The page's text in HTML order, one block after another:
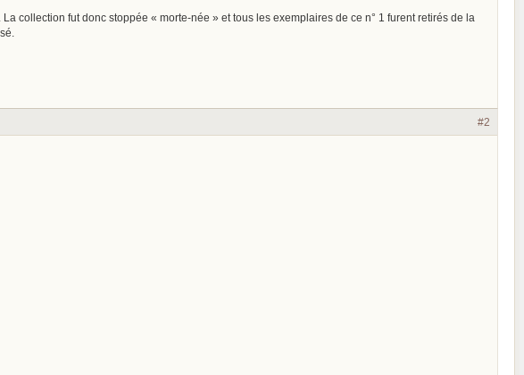
collection fut donc stoppée « morte-née » et tous les exemplaires de ce n° 1 furent retirés de la
#2